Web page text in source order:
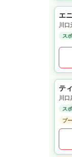
エ
川口
ス
テ
川口
ス
プ